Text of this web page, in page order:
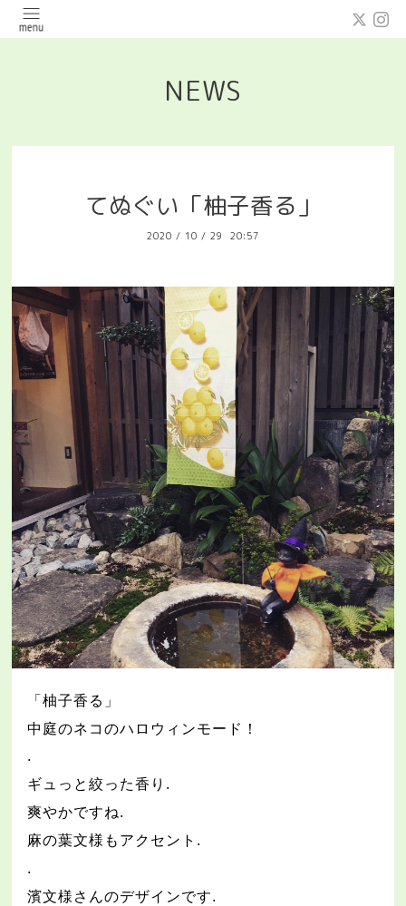
NEWS
てぬぐい「柚子香る」
2020 / 10 / 29 20:57
「柚子香る」
中庭のネコのハロウィンモード！
.
ギュっと絞った香り .
爽やかですね.
麻の葉文様もアクセント .
.
濱文様さんのデザインです.